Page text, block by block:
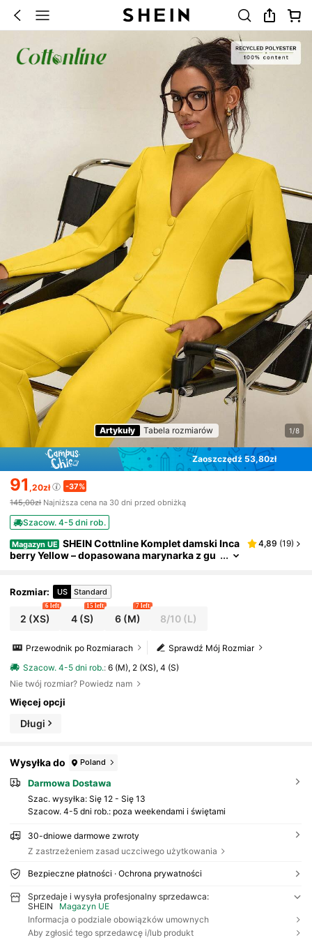
Artykuły Tabela rozmiarów 1/8
Zaoszczędź 53,80zł
91 ,20zł
-37%
145,00zł Najniższa cena na 30 dni przed obniżką
Szacow. 4-5 dni rob.
Magazyn UE SHEIN Cottnline Komplet damski Inca
berry Yellow – dopasowana marynarka z gu
ęściowy strój biurowy
4,89 (19)
Rozmiar: US Standard
2 (XS)
6 left
4(S)
15 left
6(M)
7 left
8/10 (L)
Sprawdź Mój Rozmiar
Przewodnik po Rozmiarach
Szacow. 4-5 dni rob.:6 (M), 2 (XS), 4 (S)
Nie twój rozmiar? Powiedz nam
Więcej opcji
Długi
Wysyłka do Poland
Darmowa Dostawa
Szac. wysyłka: Się 12 - Się 13
Szacow. 4-5 dni rob.: poza weekendami i świętami
30-dniowe darmowe zwroty
Z zastrzeżeniem zasad uczciwego użytkowania
Bezpieczne płatności · Ochrona prywatności
Sprzedaje i wysyła profesjonalny sprzedawca:
SHEIN
Magazyn UE
Informacja o podziale obowiązków umownych
Aby zgłosić tego sprzedawcę i/lub produkt